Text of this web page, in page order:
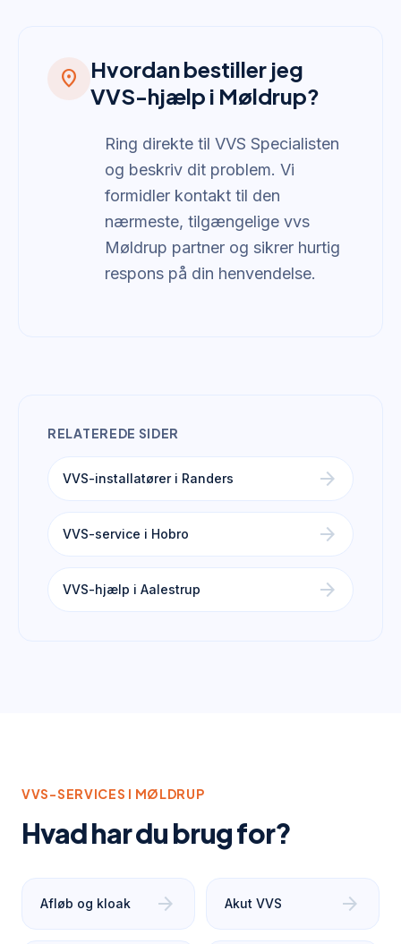
location_on
Hvordan bestiller jeg
VVS-hjælp i Møldrup?
Ring direkte til VVS Specialisten
og beskriv dit problem. Vi
formidler kontakt til den
nærmeste, tilgængelige vvs
Møldrup partner og sikrer hurtig
respons på din henvendelse.
RELATEREDE SIDER
VVS-installatører i Randers arrow_forward
VVS-service i Hobro arrow_forward
VVS-hjælp i Aalestrup arrow_forward
VVS-SERVICES I MØLDRUP
Hvad har du brug for?
Afløb og kloak arrow_forward Akut VVS arrow_forward